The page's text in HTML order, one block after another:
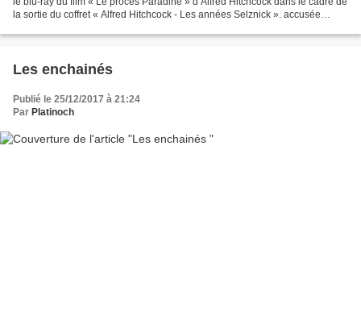
la sortie du coffret « Alfred Hitchcock - Les années Selznick ». accusée
Les enchainés
Publié le 25/12/2017 à 21:24
Par Platinoch